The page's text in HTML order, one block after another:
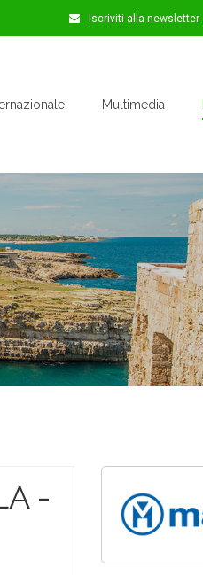
Iscriviti alla newsletter
Multimedia
-